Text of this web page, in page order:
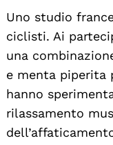
Uno studio
ciclisti. Ai
una
e menta piperita
hanno
rilassamento